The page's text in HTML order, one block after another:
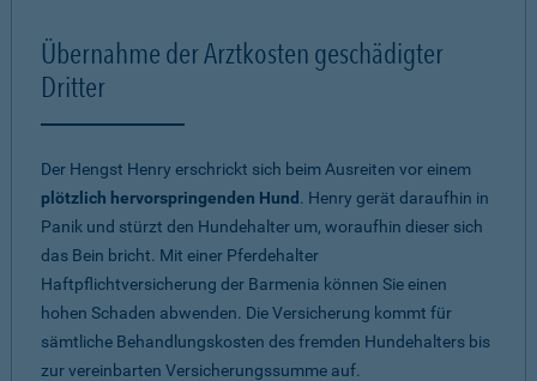
Übernahme der Arztkosten geschädigter
Dritter
Der Hengst Henry erschrickt sich beim Ausreiten vor einem
plötzlich hervorspringenden Hund . Henry gerät daraufhin in
Panik und stürzt den Hundehalter um, woraufhin dieser sich
das Bein bricht. Mit einer Pferdehalter
Haftpflichtversicherung der Barmenia können Sie einen
hohen Schaden abwenden. Die Versicherung kommt für
sämtliche Behandlungskosten des fremden Hundehalters bis
zur vereinbarten Versicherungssumme auf.